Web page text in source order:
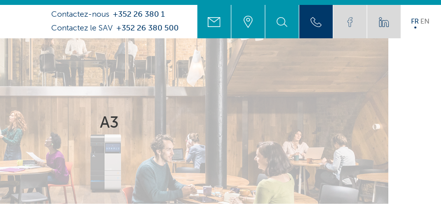
Contactez-nous +352 26 380 1
Contactez le SAV +352 26 380 500
FR EN
A3